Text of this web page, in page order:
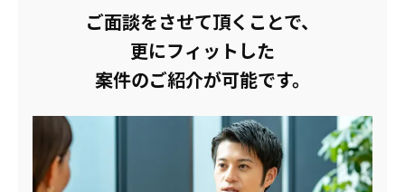
ご面談をさせて頂くことで、
更にフィットした
案件のご紹介が可能です。